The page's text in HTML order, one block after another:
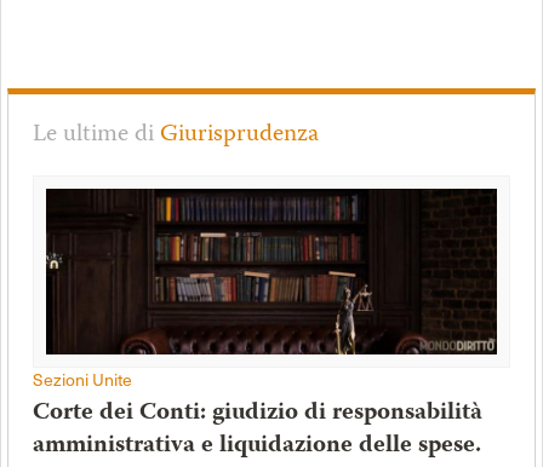
Le ultime diGiurisprudenza
Sezioni Unite
Corte dei Conti: giudizio di responsabilità
amministrativa e liquidazione delle spese.